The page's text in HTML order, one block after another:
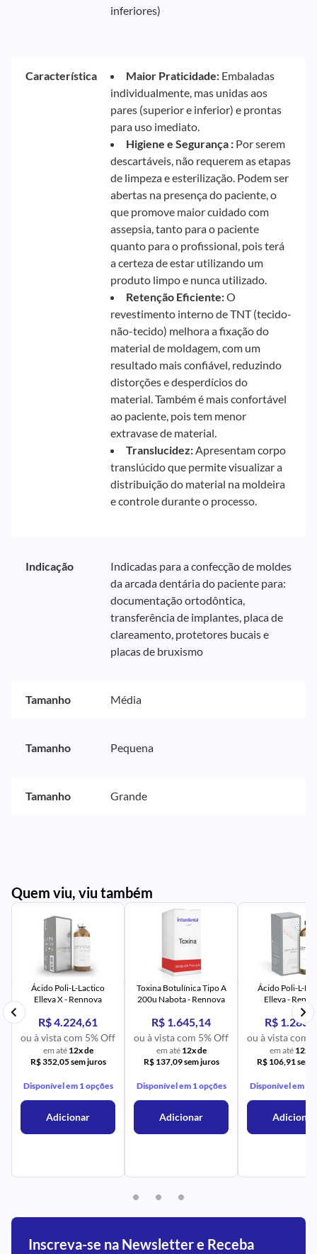
inferiores)
Característica Maior Praticidade: Embaladas
individualmente, mas unidas aos
pares (superior e inferior) e prontas
para uso imediato.
Higiene e Segurança : Por serem
descartáveis, não requerem as etapas
de limpeza e esterilização. Podem ser
abertas na presença do paciente, o
que promove maior cuidado com
assepsia, tanto para o paciente
quanto para o profissional, pois terá
a certeza de estar utilizando um
produto limpo e nunca utilizado.
Retenção Eficiente:O
revestimento interno de TNT (tecido-
não-tecido) melhora a fixação do
material de moldagem, com um
resultado mais confiável, reduzindo
distorções e desperdícios do
material. Também é mais confortável
ao paciente, pois tem menor
extravase de material.
Translucidez:Apresentam corpo
translúcido que permite visualizar a
distribuição do material na moldeira
e controle durante o processo.
Indicação
Indicadas para a confecção de moldes
da arcada dentária do paciente para:
documentação ortodôntica,
transferência de implantes, placa de
clareamento, protetores bucais e
placas de bruxismo
Tamanho Média
Tamanho Pequena
Tamanho Grande
Quem viu, viu também
UR
Ácido Poli-L-Lactico
Elleva X - Rennova
R$ 4.224,61
ou à vista com 5% Off
em até 12x de
R$ 352,05 sem juros
Disponível em 1 opções
Adicionar
Toxina Botulínica Tipo A
200u Nabota - Rennova
R$ 1.645,14
ou à vista com 5% Off
em até 12x de
R$ 137,09 sem juros
Disponível em 1 opções
Adicionar
UR
Ácido Poli-L-
Elleva -
R$
ou à vista com
em até 12x
R$ 106,91 sem
Disponível em 1
Adicionar
Inscreva-se na Newsletter e Receba